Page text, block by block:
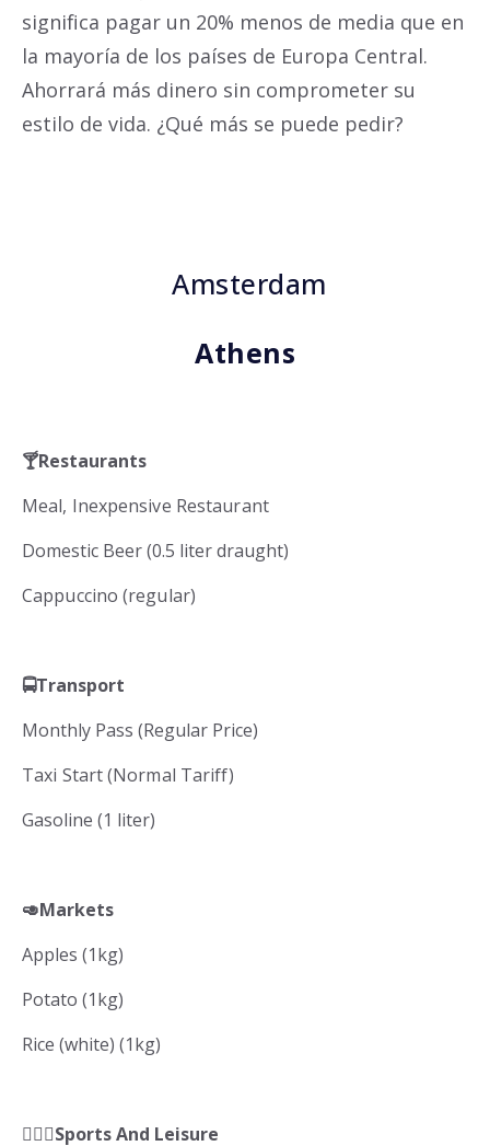
significa pagar un 20% menos de media que en
la mayoría de los países de Europa Central.
Ahorrará más dinero sin comprometer su
estilo de vida. ¿Qué más se puede pedir?
Amsterdam
Athens
🍸Restaurants
Meal, Inexpensive Restaurant
Domestic Beer (0.5 liter draught)
Cappuccino (regular)
🚍Transport
Monthly Pass (Regular Price)
Taxi Start (Normal Tariff)
Gasoline (1 liter)
🥑Markets
Apples (1kg)
Potato (1kg)
Rice (white) (1kg)
🏋🏽‍♀️Sports And Leisure